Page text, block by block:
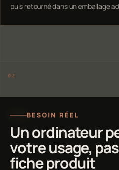
puis retourné dans un emballage
BESOIN RÉEL
Un ordinateur
votre usage,
fiche produit